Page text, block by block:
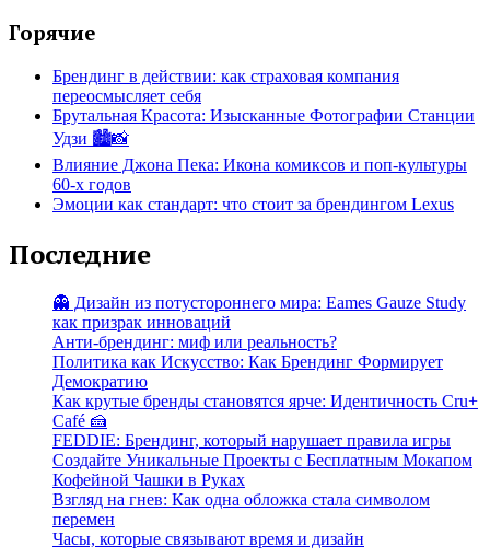
Горячие
Брендинг в действии: как страховая компания
переосмысляет себя
Брутальная Красота: Изысканные Фотографии Станции
Удзи 🏙️📸
Влияние Джона Пека: Икона комиксов и поп-культуры
60-х годов
Эмоции как стандарт: что стоит за брендингом Lexus
Последние
👻 Дизайн из потустороннего мира: Eames Gauze Study
как призрак инноваций
Анти-брендинг: миф или реальность?
Политика как Искусство: Как Брендинг Формирует
Демократию
Как крутые бренды становятся ярче: Идентичность Cru+
Café 🍰
FEDDIE: Брендинг, который нарушает правила игры
Создайте Уникальные Проекты с Бесплатным Мокапом
Кофейной Чашки в Руках
Взгляд на гнев: Как одна обложка стала символом
перемен
Часы, которые связывают время и дизайн